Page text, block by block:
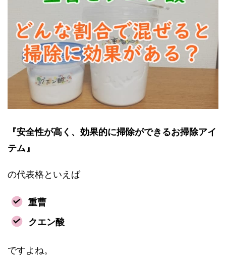
『安全性が高く、効果的に掃除ができるお掃除アイ
テム』
の代表格といえば
重曹
クエン酸
ですよね。